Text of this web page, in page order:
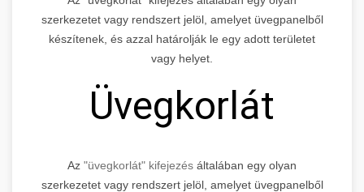
szerkezetet vagy rendszert jelöl, amelyet üvegpanelből
készítenek, és azzal határolják le egy adott területet
vagy helyet.
Üvegkorlát
Az "üvegkorlát" kifejezés általában egy olyan
szerkezetet vagy rendszert jelöl, amelyet üvegpanelből